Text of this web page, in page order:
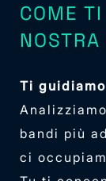
COME
Ti
bandi più
ci